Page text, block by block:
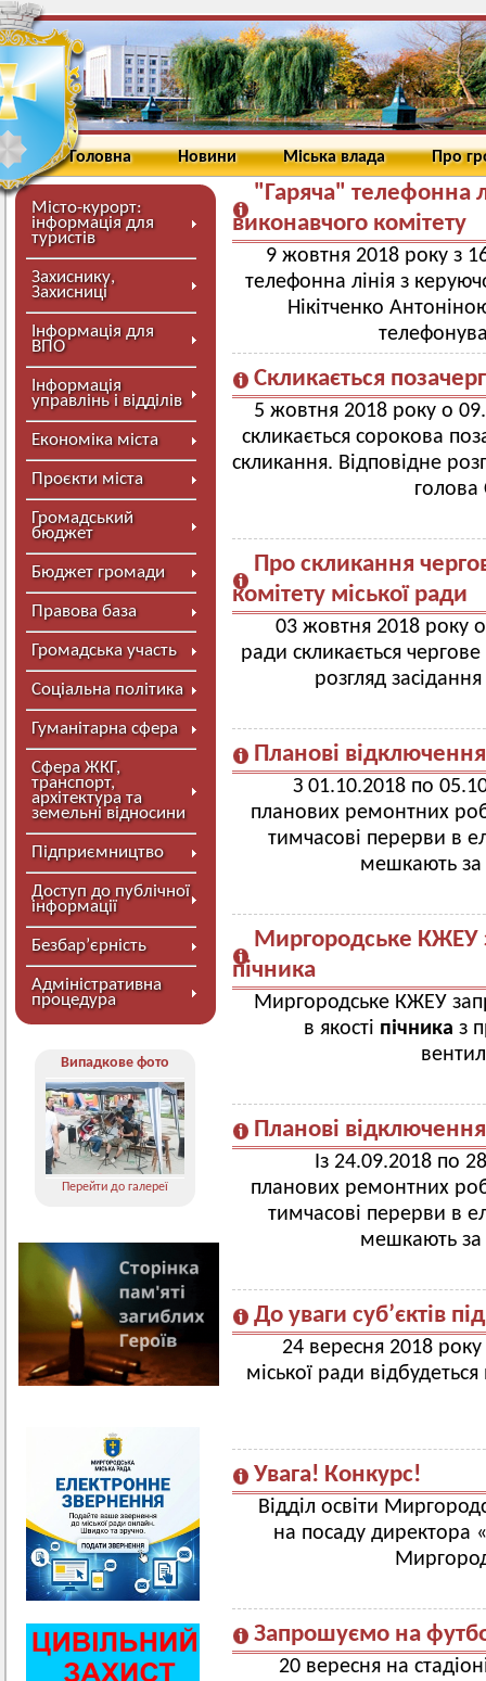
Головна Новини Міська влада Про
Місто-курорт:
інформація для
туристів
Захиснику,
Захисниці
Інформація для
ВПО
Інформація
управлінь і відділів
Економіка міста
Проєкти міста
Громадський
бюджет
Бюджет громади
Правова база
Громадська участь
Соціальна політика
Гуманітарна сфера
Сфера ЖКГ,
транспорт,
архітектура та
земельні відносини
Підприємництво
Доступ до публічної
інформації
Безбар’єрність
Адміністративна
процедура
Випадкове фото
Перейти до галереї
"Гаряча" телефонна
виконавчого комітету
9 жовтня 2018 року з
телефонна лінія з
Нікітченко
Скликається
5 жовтня 2018 року о
скликається сорокова
скликання. Відповідне
голова
Про скликання
комітету міської ради
03 жовтня 2018 року о
ради скликається
розгляд
Планові
З 01.10.2018 по
планових ремонтних
тимчасові перерви в
мешкають
Миргородське КЖЕУ
пічника
Миргородське КЖЕУ
в якості пічника з
Планові
Із 24.09.2018 по
планових ремонтних
тимчасові перерви в
мешкають
До уваги суб’єктів
24 вересня 2018 року
міської ради
Увага! Конкурс!
Відділ освіти
на посаду директора
Запрошуємо на
20 вересня на